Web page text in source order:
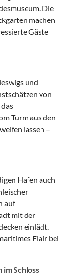
Die
machen
Gäste
und
von
Turm aus den
lassen –
Hafen auch
auf
mit der
einlädt.
Flair bei
im Schloss